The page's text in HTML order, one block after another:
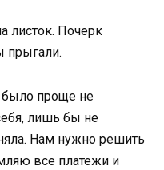
листок. Почерк
прыгали.
проще не
лишь бы не
Нам нужно решить
все платежи и